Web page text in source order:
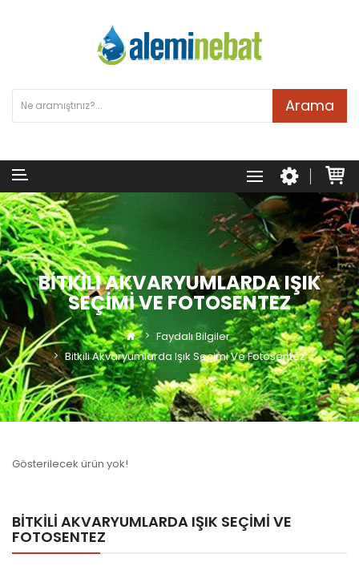
Arama
BITKILI AKVARYUMLARDA IŞIK
SEÇIMI VE FOTOSENTEZ
Faydalı Bilgiler
Bitkili Akvaryumlarda Işık Seçimi Ve Fotosentez
Gösterilecek ürün yok!
BITKILI AKVARYUMLARDA IŞIK SEÇIMI VE
FOTOSENTEZ